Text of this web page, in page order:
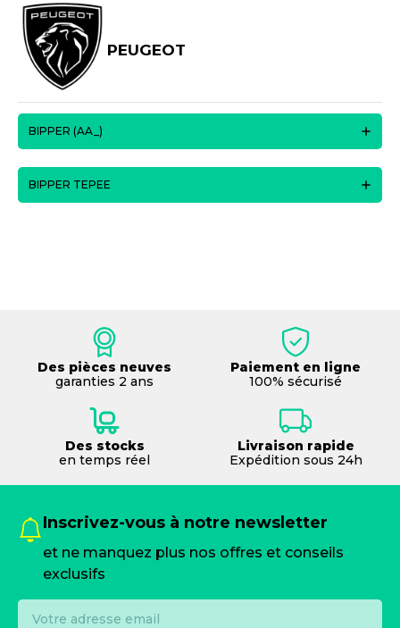
PEUGEOT
BIPPER (AA_)
BIPPER TEPEE
Des pièces neuves
garanties 2 ans
Paiement en ligne
100% sécurisé
Des stocks
en temps réel
Livraison rapide
Expédition sous 24h
Inscrivez-vous à notre newsletter
et ne manquez plus nos offres et conseils
exclusifs